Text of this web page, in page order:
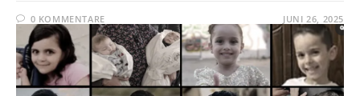
0 KOMMENTARE JUNI 26, 2025